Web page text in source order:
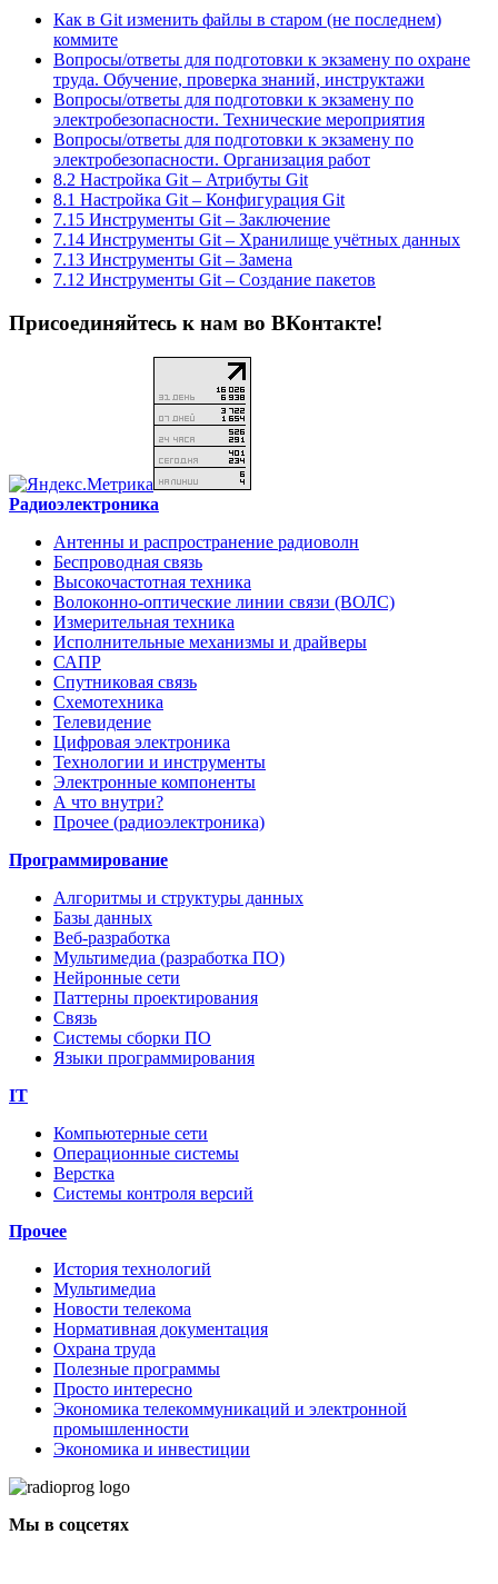
Как в Git изменить файлы в старом (не последнем)
коммите
Вопросы/ответы для подготовки к экзамену по охране
труда. Обучение, проверка знаний, инструктажи
Вопросы/ответы для подготовки к экзамену по
электробезопасности. Технические мероприятия
Вопросы/ответы для подготовки к экзамену по
электробезопасности. Организация работ
8.2 Настройка Git – Атрибуты Git
8.1 Настройка Git – Конфигурация Git
7.15 Инструменты Git – Заключение
7.14 Инструменты Git – Хранилище учётных данных
7.13 Инструменты Git – Замена
7.12 Инструменты Git – Создание пакетов
Присоединяйтесь к нам во ВКонтакте!
Радиоэлектроника
Антенны и распространение радиоволн
Беспроводная связь
Высокочастотная техника
Волоконно-оптические линии связи (ВОЛС)
Измерительная техника
Исполнительные механизмы и драйверы
САПР
Спутниковая связь
Схемотехника
Телевидение
Цифровая электроника
Технологии и инструменты
Электронные компоненты
А что внутри?
Прочее (радиоэлектроника)
Программирование
Алгоритмы и структуры данных
Базы данных
Веб-разработка
Мультимедиа (разработка ПО)
Нейронные сети
Паттерны проектирования
Связь
Системы сборки ПО
Языки программирования
IT
Компьютерные сети
Операционные системы
Верстка
Системы контроля версий
Прочее
История технологий
Мультимедиа
Новости телекома
Нормативная документация
Охрана труда
Полезные программы
Просто интересно
Экономика телекоммуникаций и электронной
промышленности
Экономика и инвестиции
Мы в соцсетях